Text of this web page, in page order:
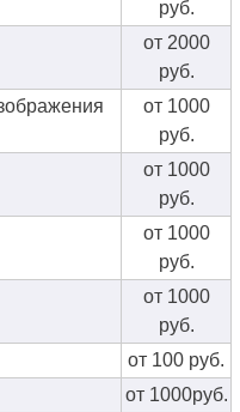
руб.
от 2000
руб.
от 1000
руб.
от 1000
руб.
от 1000
руб.
от 1000
руб.
от 100 руб.
от 1000руб.